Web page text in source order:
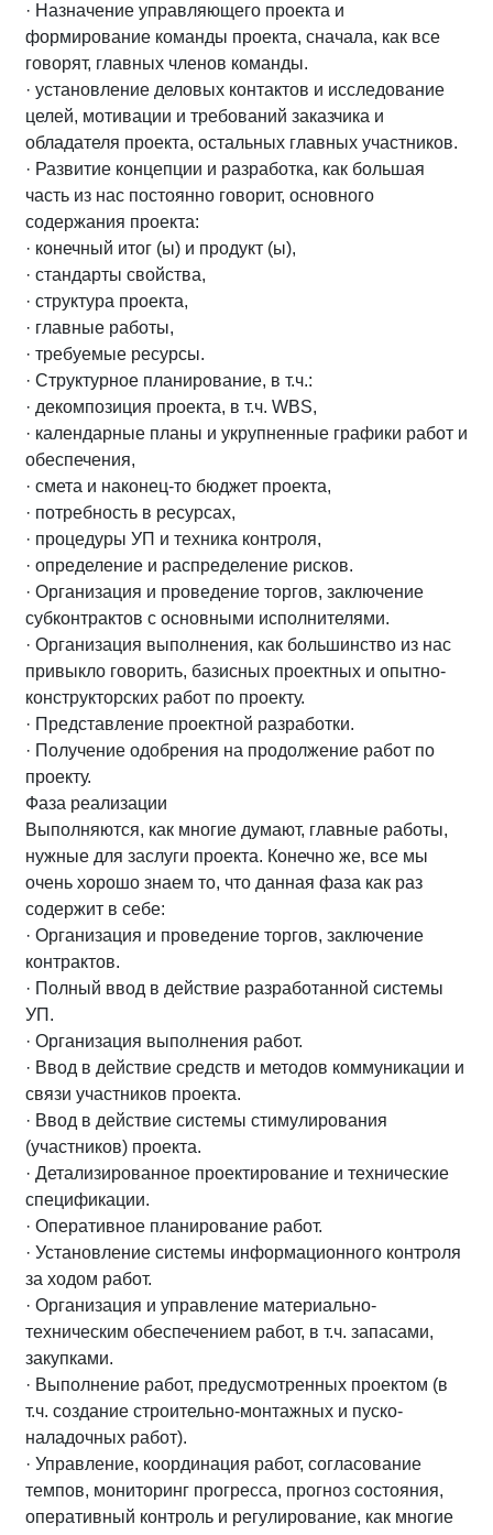
· Назначение управляющего проекта и
формирование команды проекта, сначала, как все
говорят, главных членов команды.
· установление деловых контактов и исследование
целей, мотивации и требований заказчика и
обладателя проекта, остальных главных участников.
· Развитие концепции и разработка, как большая
часть из нас постоянно говорит, основного
содержания проекта:
· конечный итог (ы) и продукт (ы),
· стандарты свойства,
· структура проекта,
· главные работы,
· требуемые ресурсы.
· Структурное планирование, в т.ч.:
· декомпозиция проекта, в т.ч. WBS,
· календарные планы и укрупненные графики работ и
обеспечения,
· смета и наконец-то бюджет проекта,
· потребность в ресурсах,
· процедуры УП и техника контроля,
· определение и распределение рисков.
· Организация и проведение торгов, заключение
субконтрактов с основными исполнителями.
· Организация выполнения, как большинство из нас
привыкло говорить, базисных проектных и опытно-
конструкторских работ по проекту.
· Представление проектной разработки.
· Получение одобрения на продолжение работ по
проекту.
Фаза реализации
Выполняются, как многие думают, главные работы,
нужные для заслуги проекта. Конечно же, все мы
очень хорошо знаем то, что данная фаза как раз
содержит в себе:
· Организация и проведение торгов, заключение
контрактов.
· Полный ввод в действие разработанной системы
УП.
· Организация выполнения работ.
· Ввод в действие средств и методов коммуникации и
связи участников проекта.
· Ввод в действие системы стимулирования
(участников) проекта.
· Детализированное проектирование и технические
спецификации.
· Оперативное планирование работ.
· Установление системы информационного контроля
за ходом работ.
· Организация и управление материально-
техническим обеспечением работ, в т.ч. запасами,
закупками.
· Выполнение работ, предусмотренных проектом (в
т.ч. создание строительно-монтажных и пуско-
наладочных работ).
· Управление, координация работ, согласование
темпов, мониторинг прогресса, прогноз состояния,
оперативный контроль и регулирование, как многие